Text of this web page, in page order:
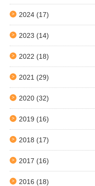
2024 (17)
2023 (14)
2022 (18)
2021 (29)
2020 (32)
2019 (16)
2018 (17)
2017 (16)
2016 (18)